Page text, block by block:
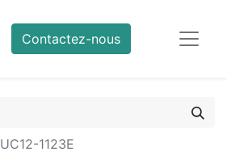
Contactez-nous
UC12-1123E